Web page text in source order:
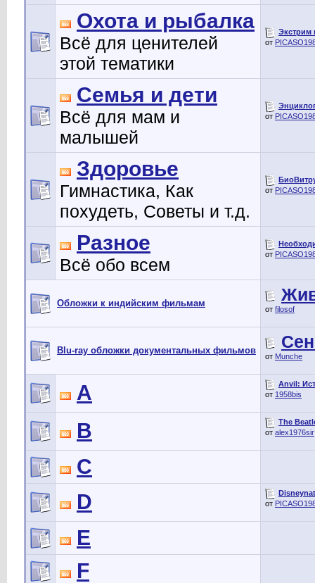
Охота и рыбалка
Всё для ценителей
этой тематики
Экстрим
от
Семья и дети
Всё для мам и
малышей
от
Здоровье
Гимнастика, Как
похудеть, Советы и т.д.
от
Разное
Всё обо всем
от
Обложки к индийским фильмам
от filosof
Blu-ray обложки документальных фильмов
от Munche
A
Anvil:
от 1958bis
B
The
от alex1976sir
C
D
от
E
F